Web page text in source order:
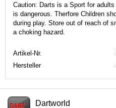
Caution: Darts is a Sport for
is dangerous. Therfore Children
during play. Store out of reach of
a choking hazard.
Artikel-Nr.
Hersteller
Dartworld